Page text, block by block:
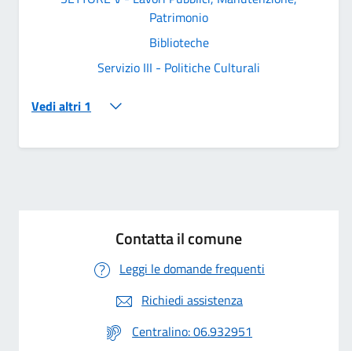
Patrimonio
Biblioteche
Servizio III - Politiche Culturali
Vedi altri 1
Contatta il comune
Leggi le domande frequenti
Richiedi assistenza
Centralino: 06.932951